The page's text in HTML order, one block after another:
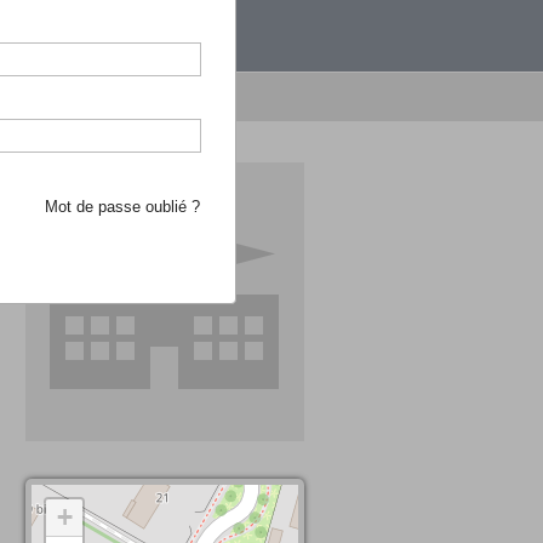
recherche d'école
+
Mot de passe oublié ?